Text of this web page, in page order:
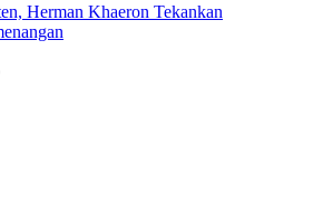
Herman Khaeron Tekankan